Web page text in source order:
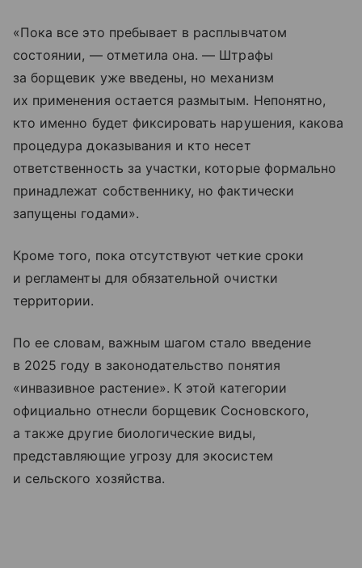
«Пока все это пребывает в расплывчатом
состоянии, — отметила она. — Штрафы
за борщевик уже введены, но механизм
их применения остается размытым. Непонятно,
кто именно будет фиксировать нарушения, какова
процедура доказывания и кто несет
ответственность за участки, которые формально
принадлежат собственнику, но фактически
запущены годами».
Кроме того, пока отсутствуют четкие сроки
и регламенты для обязательной очистки
территории.
По ее словам, важным шагом стало введение
в 2025 году в законодательство понятия
«инвазивное растение». К этой категории
официально отнесли борщевик Сосновского,
а также другие биологические виды,
представляющие угрозу для экосистем
и сельского хозяйства.